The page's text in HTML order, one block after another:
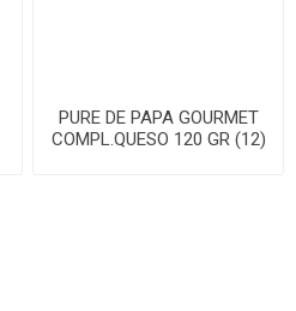
PURE DE PAPA GOURMET
COMPL.QUESO 120 GR (12)